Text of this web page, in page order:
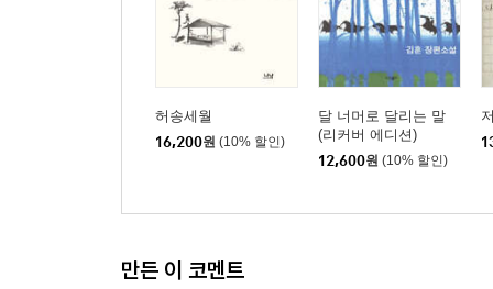
허송세월
16,200원 (10% 할인)
달 너머로 달리는 말
(리커버 에디션)
12,600원 (10% 할인)
만든 이 코멘트